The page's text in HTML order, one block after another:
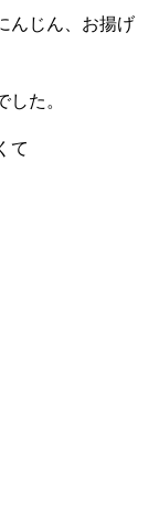
んじん、お揚げ
た。
て